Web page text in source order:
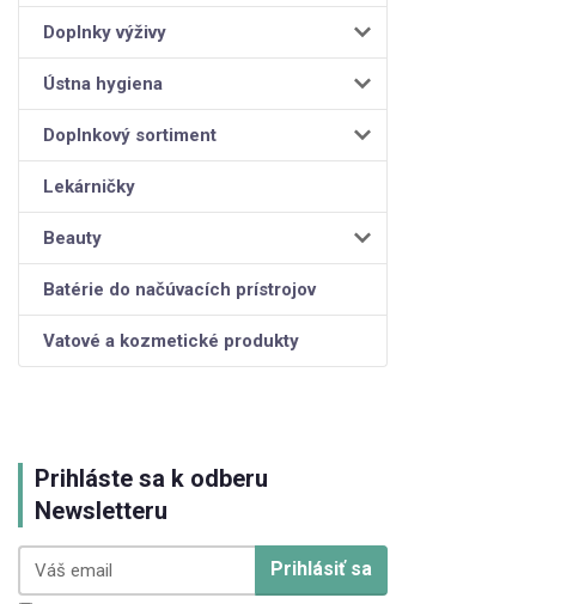
Doplnky výživy
Ústna hygiena
Doplnkový sortiment
Lekárničky
Beauty
Batérie do načúvacích prístrojov
Vatové a kozmetické produkty
Prihláste sa k odberu
Newsletteru
Prihlásiť sa